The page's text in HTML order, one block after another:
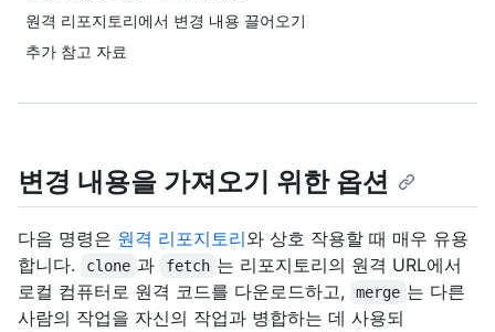
원격 리포지토리에서 변경 내용 끌어오기
추가 참고 자료
변경 내용을 가져오기 위한 옵션
다음 명령은 원격 리포지토리와 상호 작용할 때 매우 유용
합니다.
clone 과 fetch 는 리포지토리의 원격 URL에서
로컬 컴퓨터로 원격 코드를 다운로드하고,
merge 는 다른
사람의 작업을 자신의 작업과 병합하는 데 사용되